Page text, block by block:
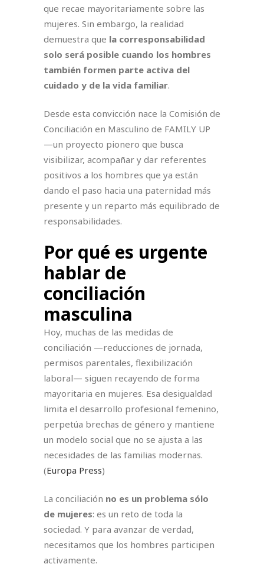
que recae mayoritariamente sobre las
mujeres. Sin embargo, la realidad
demuestra que la corresponsabilidad
solo será posible cuando los hombres
también formen parte activa del
cuidado y de la vida familiar.
Desde esta convicción nace la Comisión de
Conciliación en Masculino de FAMILY UP
—un proyecto pionero que busca
visibilizar, acompañar y dar referentes
positivos a los hombres que ya están
dando el paso hacia una paternidad más
presente y un reparto más equilibrado de
responsabilidades.
Por qué es urgente
hablar de
conciliación
masculina
Hoy, muchas de las medidas de
conciliación —reducciones de jornada,
permisos parentales, flexibilización
laboral— siguen recayendo de forma
mayoritaria en mujeres. Esa desigualdad
limita el desarrollo profesional femenino,
perpetúa brechas de género y mantiene
un modelo social que no se ajusta a las
necesidades de las familias modernas.
(Europa Press)
La conciliación no es un problema sólo
de mujeres: es un reto de toda la
sociedad. Y para avanzar de verdad,
necesitamos que los hombres participen
activamente.